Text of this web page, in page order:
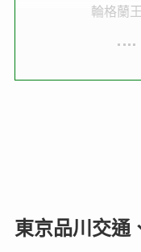
輪格蘭
東京品川交通